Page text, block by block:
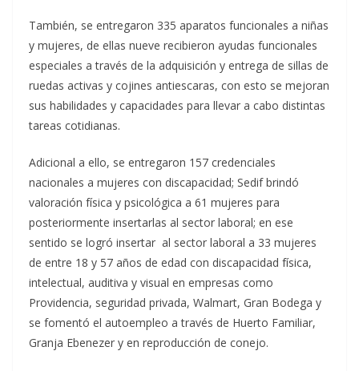
También, se entregaron 335 aparatos funcionales a niñas
y mujeres, de ellas nueve recibieron ayudas funcionales
especiales a través de la adquisición y entrega de sillas de
ruedas activas y cojines antiescaras, con esto se mejoran
sus habilidades y capacidades para llevar a cabo distintas
tareas cotidianas.
Adicional a ello, se entregaron 157 credenciales
nacionales a mujeres con discapacidad; Sedif brindó
valoración física y psicológica a 61 mujeres para
posteriormente insertarlas al sector laboral; en ese
sentido se logró insertar al sector laboral a 33 mujeres
de entre 18 y 57 años de edad con discapacidad física,
intelectual, auditiva y visual en empresas como
Providencia, seguridad privada, Walmart, Gran Bodega y
se fomentó el autoempleo a través de Huerto Familiar,
Granja Ebenezer y en reproducción de conejo.